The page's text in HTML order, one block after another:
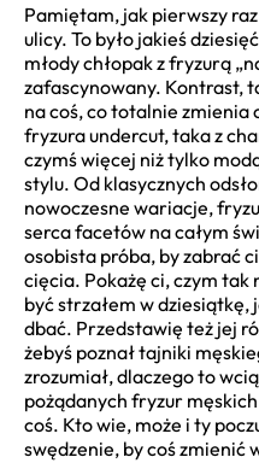
Pamiętam, jak pierwszy
ulicy. To było jakieś
młody chłopak z fryzurą
zafascynowany. Kontrast,
na coś, co totalnie
fryzura undercut, taka z
czymś więcej niż tylko
stylu. Od klasycznych
nowoczesne wariacje,
serca facetów na całym
osobista próba, by zabrać
cięcia. Pokażę ci, czym tak
być strzałem w dziesiątkę,
dbać. Przedstawię też jej
żebyś poznał tajniki
zrozumiał, dlaczego to
pożądanych fryzur
coś. Kto wie, może i ty
swędzenie, by coś zmienić